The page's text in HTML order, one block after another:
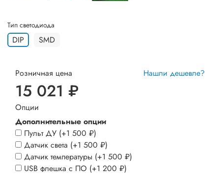
Тип светодиода
DIP SMD
Розничная цена Нашли дешевле?
15 021 ₽
Опции
Дополнительные опции
Пульт ДУ (+1 500 ₽)
Датчик света (+1 500 ₽)
Датчик температуры (+1 500 ₽)
USB флешка с ПО (+1 200 ₽)